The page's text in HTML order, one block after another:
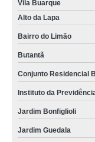
quanto custa conserto
quanto custa conserto
conserto maquina lavar
alvares
chamar tecnico em
Vila Buarque
Alto da Lapa
Bairro do Limão
Butantã
Conjunto Residencial
Instituto da
Jardim Bonfiglioli
Jardim Guedala